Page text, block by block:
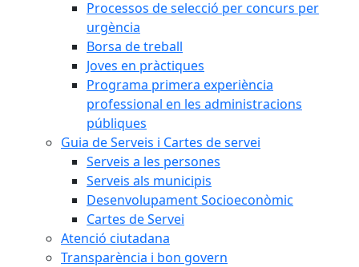
Processos de selecció per concurs per
urgència
Borsa de treball
Joves en pràctiques
Programa primera experiència
professional en les administracions
públiques
Guia de Serveis i Cartes de servei
Serveis a les persones
Serveis als municipis
Desenvolupament Socioeconòmic
Cartes de Servei
Atenció ciutadana
Transparència i bon govern